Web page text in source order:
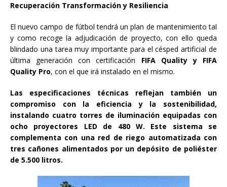
Recuperación Transformación y Resiliencia
El nuevo campo de fútbol tendrá un plan de mantenimiento tal
y como recoge la adjudicación de proyecto, con ello queda
blindado una tarea muy importante para el césped artificial de
última generación con certificación FIFA Quality y FIFA
Quality Pro, con el que irá instalado en el mismo.
Las especificaciones técnicas reflejan también un
compromiso con la eficiencia y la sostenibilidad,
instalando cuatro torres de iluminación equipadas con
ocho proyectores LED de 480 W. Este sistema se
complementa con una red de riego automatizada con
tres cañones alimentados por un depósito de poliéster
de 5.500 litros.